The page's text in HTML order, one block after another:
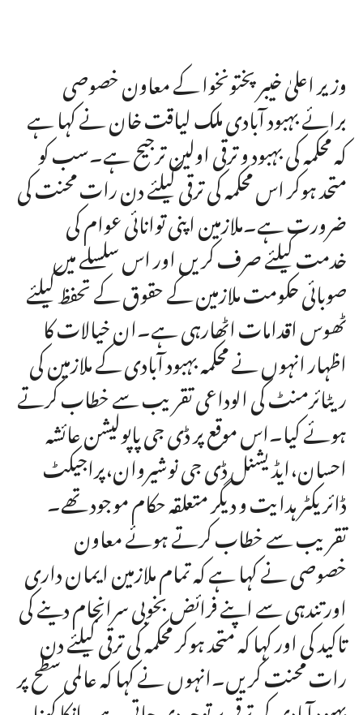
وزیر اعلیٰ خیبر پختونخوا کے معاون خصوصی
برائے بہبود آبادی ملک لیاقت خان نے کہا ہے
کہ محکمہ کی بہبود و ترقی اولین ترجیح ہے۔سب کو
متحد ہوکر اس محکمہ کی ترقی کیلئے دن رات محنت کی
ضرورت ہے۔ملازمین اپنی توانائی عوام کی
خدمت کیلئے صرف کریں اور اس سلسلے میں
صوبائی حکومت ملازمین کے حقوق کے تحفظ کیلئے
ٹھوس اقدامات اٹھارہی ہے۔ان خیالات کا
اظہار انہوں نے محکمہ بہبود آبادی کے ملازمین کی
ریٹائرمنٹ کی الوداعی تقریب سے خطاب کرتے
ہوئے کیا۔اس موقع پر ڈی جی پاپولیشن عائشہ
احسان،ایڈیشنل ڈی جی نوشیروان،پراجیکٹ
ڈائریکٹر ہدایت و دیگر متعلقہ حکام موجود تھے۔
تقریب سے خطاب کرتے ہوئے معاون
خصوصی نے کہا ہے کہ تمام ملازمین ایمان داری
اور تندہی سے اپنے فرائض بخوبی سرانجام دینے کی
تاکید کی اور کہا کہ متحد ہوکر محکمہ کی ترقی کیلئے دن
رات محنت کریں۔انہوں نے کہا کہ عالمی سطح پر